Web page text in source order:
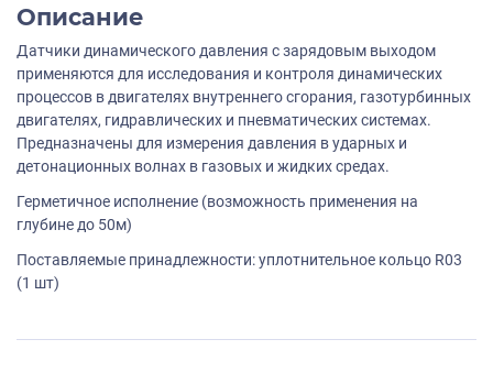
Описание
Датчики динамического давления с зарядовым выходом
применяются для исследования и контроля динамических
процессов в двигателях внутреннего сгорания, газотурбинных
двигателях, гидравлических и пневматических системах.
Предназначены для измерения давления в ударных и
детонационных волнах в газовых и жидких средах.
Герметичное исполнение (возможность применения на
глубине до 50м)
Поставляемые принадлежности: уплотнительное кольцо R03
(1 шт)